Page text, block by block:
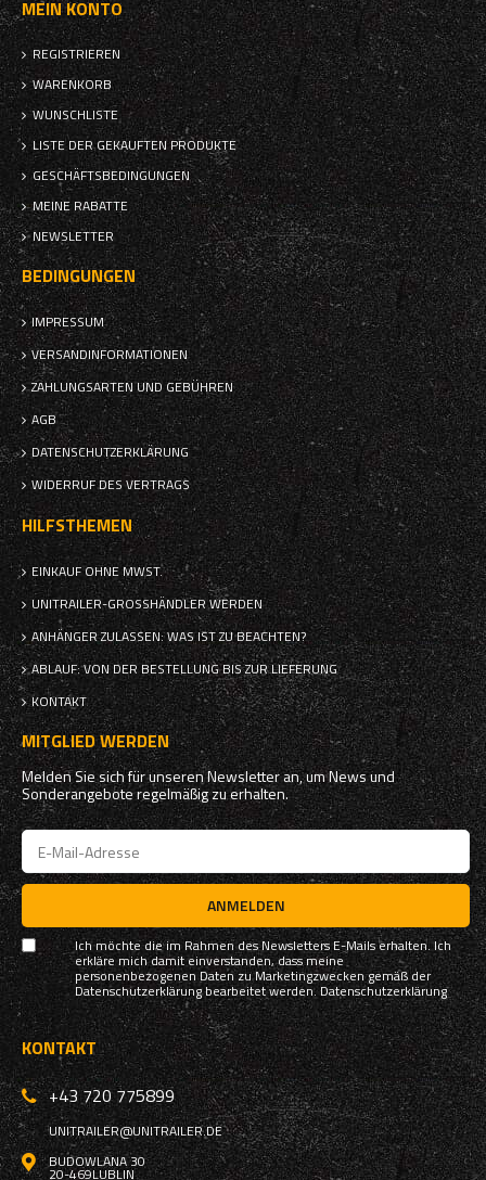
MEIN KONTO
REGISTRIEREN
WARENKORB
WUNSCHLISTE
LISTE DER GEKAUFTEN PRODUKTE
GESCHÄFTSBEDINGUNGEN
MEINE RABATTE
NEWSLETTER
BEDINGUNGEN
IMPRESSUM
VERSANDINFORMATIONEN
ZAHLUNGSARTEN UND GEBÜHREN
AGB
DATENSCHUTZERKLÄRUNG
WIDERRUF DES VERTRAGS
HILFSTHEMEN
EINKAUF OHNE MWST.
UNITRAILER-GROSSHÄNDLER WERDEN
ANHÄNGER ZULASSEN: WAS IST ZU BEACHTEN?
ABLAUF: VON DER BESTELLUNG BIS ZUR LIEFERUNG
KONTAKT
MITGLIED WERDEN
Melden Sie sich für unseren Newsletter an, um News und
Sonderangebote regelmäßig zu erhalten.
ANMELDEN
Ich möchte die im Rahmen des Newsletters E-Mails erhalten. Ich
erkläre mich damit einverstanden, dass meine
personenbezogenen Daten zu Marketingzwecken gemäß der
Datenschutzerklärung bearbeitet werden.Datenschutzerklärung
KONTAKT
+43 720 775899
UNITRAILER@UNITRAILER.DE
BUDOWLANA 30
20-469LUBLIN